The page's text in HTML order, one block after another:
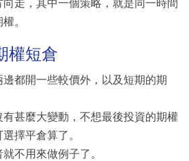
走，其中一個策略，就是同一時間
。
權短倉
都開一些較價外，以及短期的期
甚麼大變動，不想最後投資的期權
擇平倉算了。
不用來做例子了。